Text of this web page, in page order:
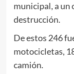
municipal, a un
destrucción.
De estos 246
motocicletas,
camión.